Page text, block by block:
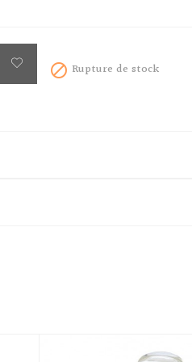
 Rupture de stock